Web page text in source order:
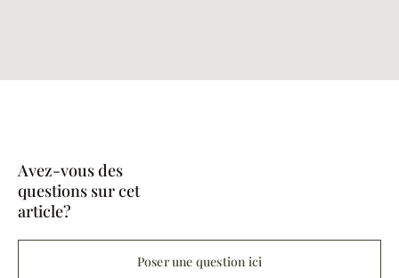
Avez-vous des
questions sur cet
article?
Poser une question ici